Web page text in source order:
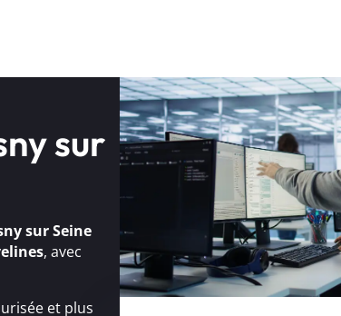
sur
sur Seine
, avec
et plus